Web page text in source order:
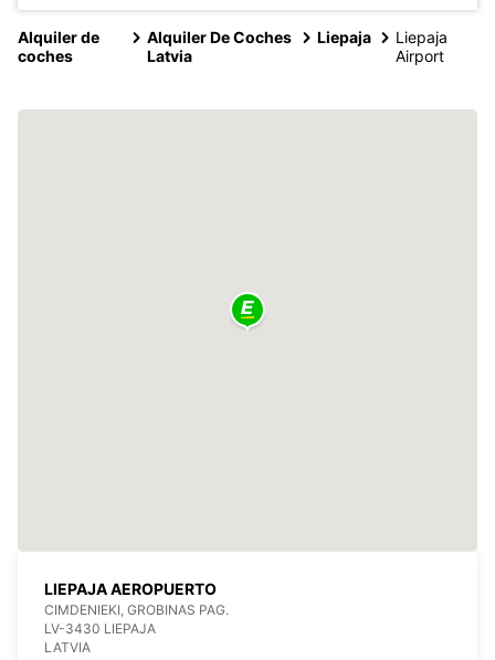
Alquiler de
coches
Alquiler De Coches
Latvia
Liepaja
Liepaja
Airport
LIEPAJA AEROPUERTO
CIMDENIEKI, GROBINAS PAG.
LV-3430 LIEPAJA
LATVIA